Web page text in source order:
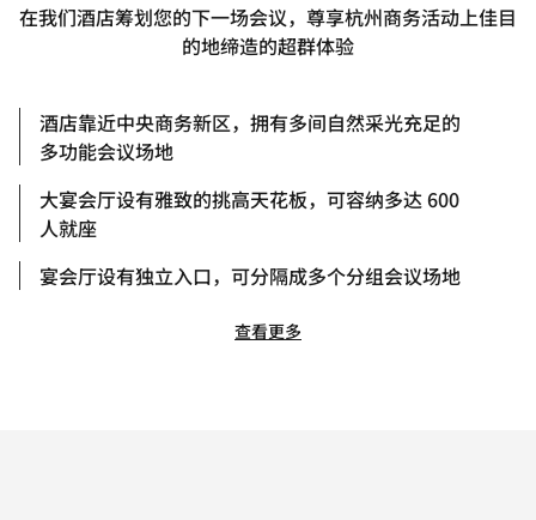
在我们酒店筹划您的下一场会议，尊享杭州商务活动上佳目
的地缔造的超群体验
酒店靠近中央商务新区，拥有多间自然采光充足的
多功能会议场地
大宴会厅设有雅致的挑高天花板，可容纳多达 600
人就座
宴会厅设有独立入口，可分隔成多个分组会议场地
查看更多